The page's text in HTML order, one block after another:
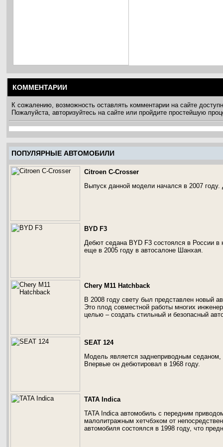
КОММЕНТАРИИ
К сожалению, возможность оставлять комментарии на сайте
Пожалуйста, авторизуйтесь на сайте или пройдите простейшую
ПОПУЛЯРНЫЕ АВТОМОБИЛИ
Citroen C-Crosser
Выпуск данной модели начался в 2007
BYD F3
Дебют седана BYD F3 состоялся в России
еще в 2005 году в автосалоне Шанхая.
Chery M11 Hatchback
В 2008 году свету был представлен новый
Это плод совместной работы многих
целью – создать стильный и безопасный
SEAT 124
Модель является заднеприводным седаном,
Впервые он дебютировал в 1968 году.
TATA Indica
TATA Indica автомобиль с передним
малолитражным хетчбэком от
автомобиля состоялся в 1998 году, что